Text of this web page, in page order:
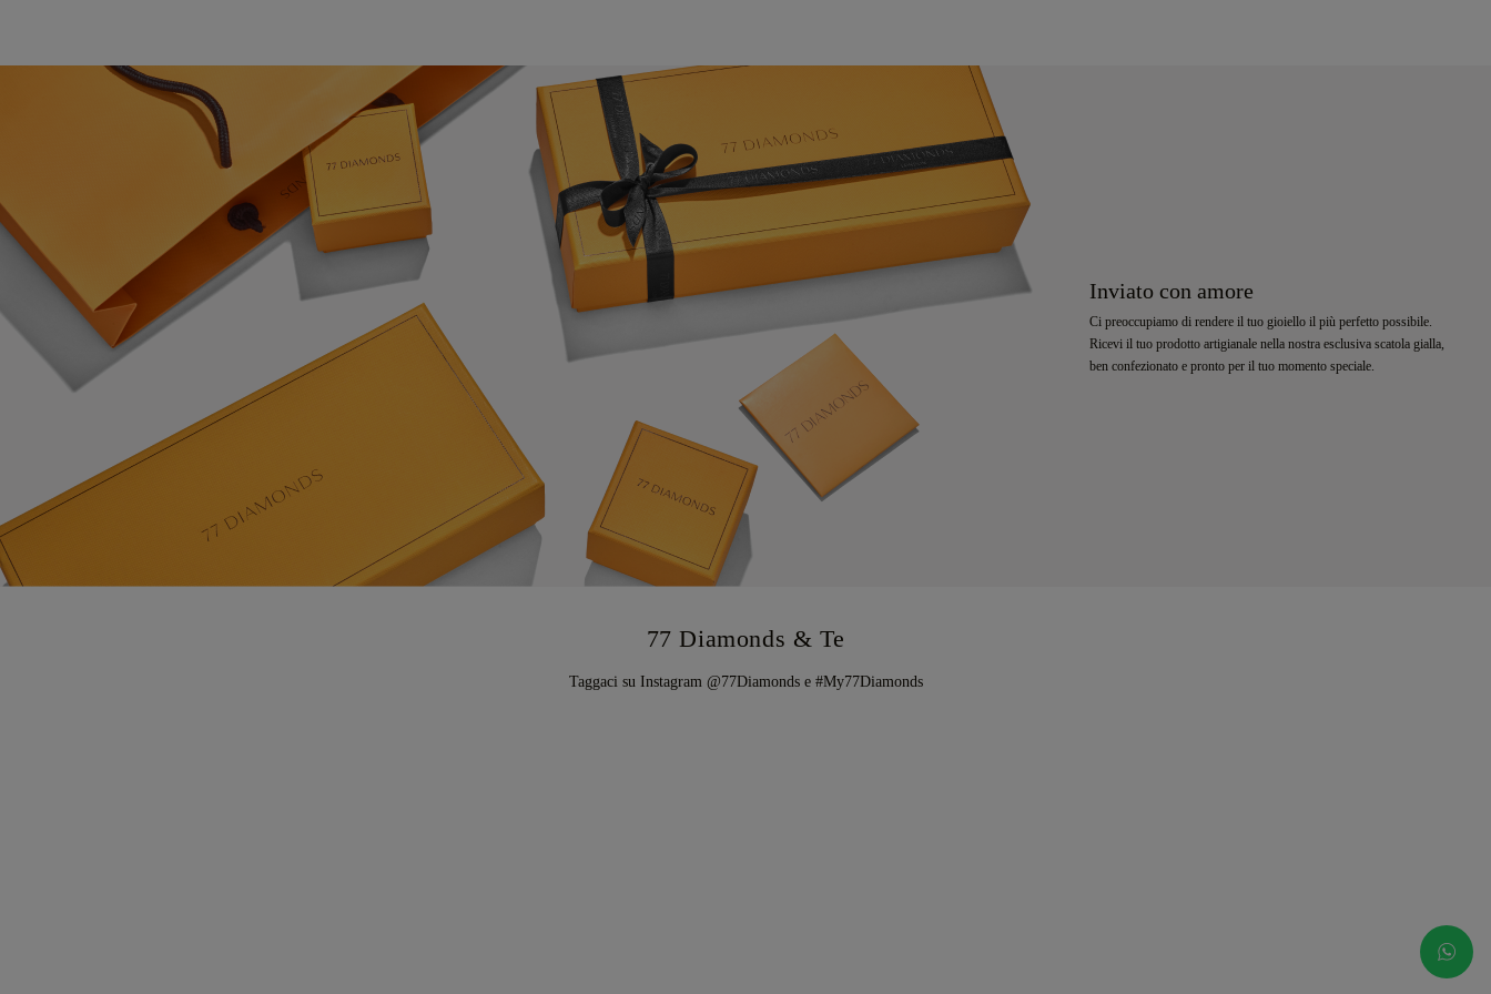
Inviato con amore
Ci preoccupiamo di rendere il tuo gioiello il più perfetto possibile.
Ricevi il tuo prodotto artigianale nella nostra esclusiva scatola gialla,
ben confezionato e pronto per il tuo momento speciale.
77 Diamonds & Te
Taggaci su Instagram @77Diamonds e #My77Diamonds